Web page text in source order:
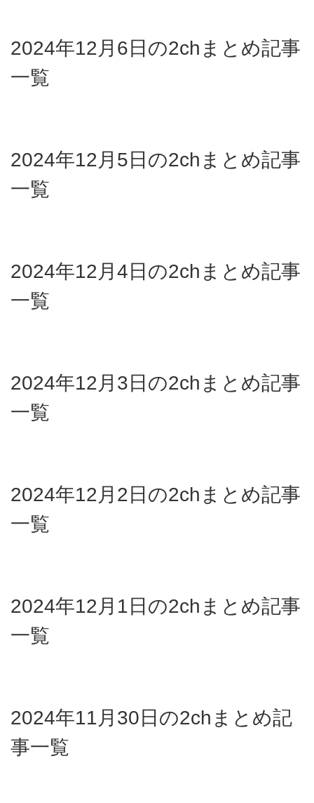
2024年12月6日の2chまとめ記事
一覧
2024年12月5日の2chまとめ記事
一覧
2024年12月4日の2chまとめ記事
一覧
2024年12月3日の2chまとめ記事
一覧
2024年12月2日の2chまとめ記事
一覧
2024年12月1日の2chまとめ記事
一覧
2024年11月30日の2chまとめ記
事一覧